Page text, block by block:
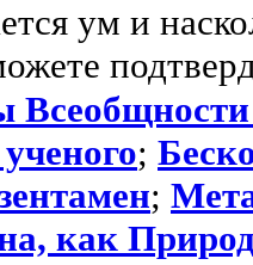
ум и
;
;
как